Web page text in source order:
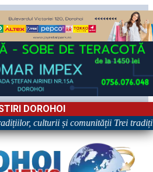
DOROHOI
culturii și comunității Trei